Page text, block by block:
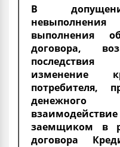
В
выполнения
договора,
изменение
потребителя,
денежного
заемщиком в
договора